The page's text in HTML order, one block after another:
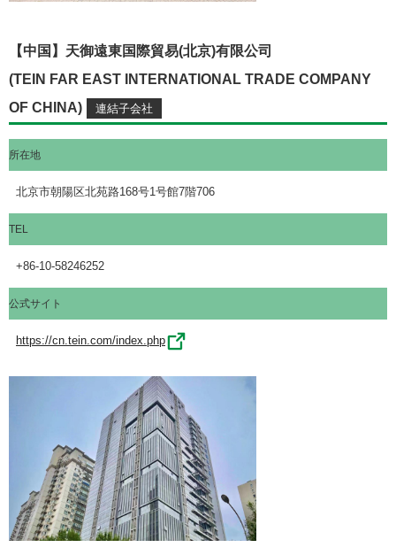
【中国】天御遠東国際貿易(北京)有限公司
(TEIN FAR EAST INTERNATIONAL TRADE COMPANY
OF CHINA)
所在地
北京市朝陽区北苑路168号1号館7階706
TEL
+86-10-58246252
公式サイト
https://cn.tein.com/index.php